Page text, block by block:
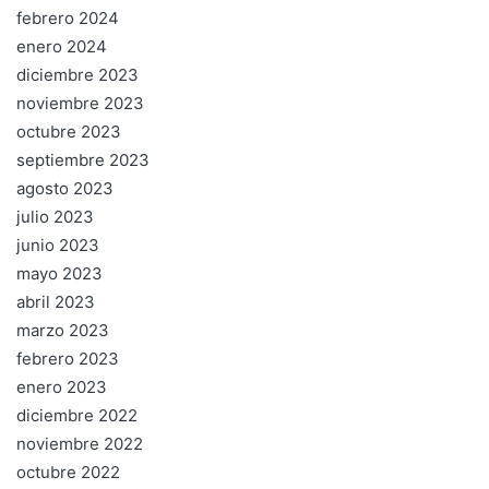
febrero 2024
enero 2024
diciembre 2023
noviembre 2023
octubre 2023
septiembre 2023
agosto 2023
julio 2023
junio 2023
mayo 2023
abril 2023
marzo 2023
febrero 2023
enero 2023
diciembre 2022
noviembre 2022
octubre 2022